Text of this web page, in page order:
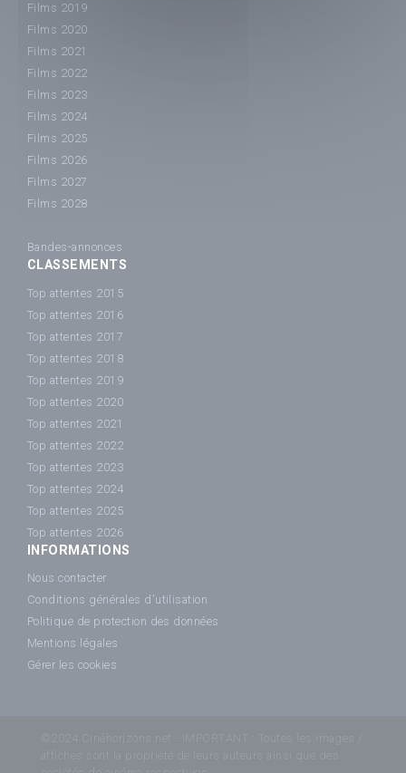
Films 2019
Films 2020
Films 2021
Films 2022
Films 2023
Films 2024
Films 2025
Films 2026
Films 2027
Films 2028
Bandes-annonces
CLASSEMENTS
Top attentes 2015
Top attentes 2016
Top attentes 2017
Top attentes 2018
Top attentes 2019
Top attentes 2020
Top attentes 2021
Top attentes 2022
Top attentes 2023
Top attentes 2024
Top attentes 2025
Top attentes 2026
INFORMATIONS
Nous contacter
Conditions générales d'utilisation
Politique de protection des données
Mentions légales
Gérer les cookies